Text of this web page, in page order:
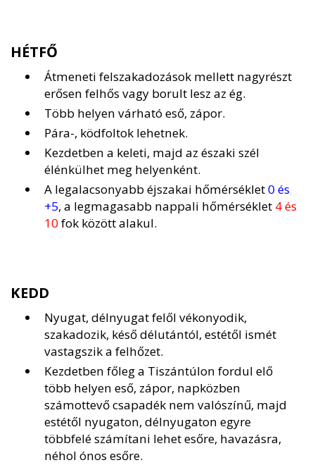
HÉTFŐ
Átmeneti felszakadozások mellett nagyrészt
erősen felhős vagy borult lesz az ég.
Több helyen várható eső, zápor.
Pára-, ködfoltok lehetnek.
Kezdetben a keleti, majd az északi szél
élénkülhet meg helyenként.
A legalacsonyabb éjszakai hőmérséklet0 és
+5, a legmagasabb nappali hőmérséklet 4 és
10fok között alakul.
KEDD
Nyugat, délnyugat felől vékonyodik,
szakadozik, késő délutántól, estétől ismét
vastagszik a felhőzet.
Kezdetben főleg a Tiszántúlon fordul elő
több helyen eső, zápor, napközben
számottevő csapadék nem valószínű, majd
estétől nyugaton, délnyugaton egyre
többfelé számítani lehet esőre, havazásra,
néhol ónos esőre.